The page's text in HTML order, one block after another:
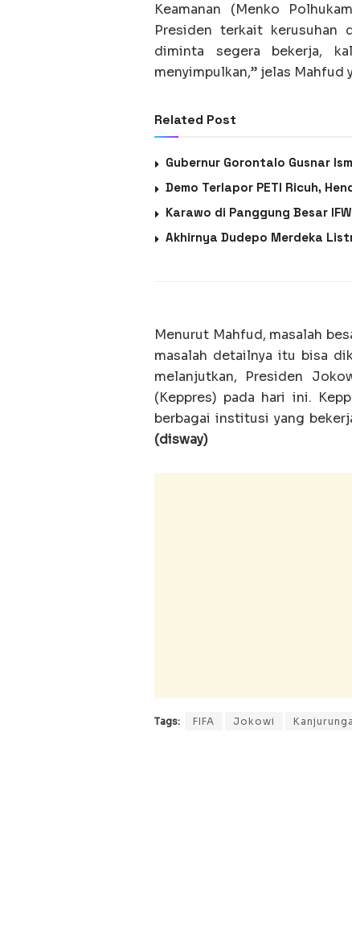
Keamanan (Menko
Presiden terkait kerusuhan
diminta segera bekerja,
menyimpulkan,” jelas Mahfud
Related Post
Gubernur Gorontalo Gusnar
Demo Terlapor PETI Ricuh,
Karawo di Panggung Besar
Akhirnya Dudepo Merdeka
Menurut Mahfud, masalah
masalah detailnya itu bisa
melanjutkan, Presiden
(Keppres) pada hari ini.
berbagai institusi yang
(disway)
Tags: FIFA Jokowi